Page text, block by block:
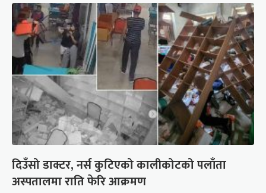
दिउँसो डाक्टर, नर्स कुटिएको कालीकोटको पलाँता
अस्पतालमा राति फेरि आक्रमण